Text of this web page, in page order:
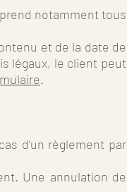
notamment tous
et de la date de
légaux, le client peut
.
d’un règlement par
Une annulation de